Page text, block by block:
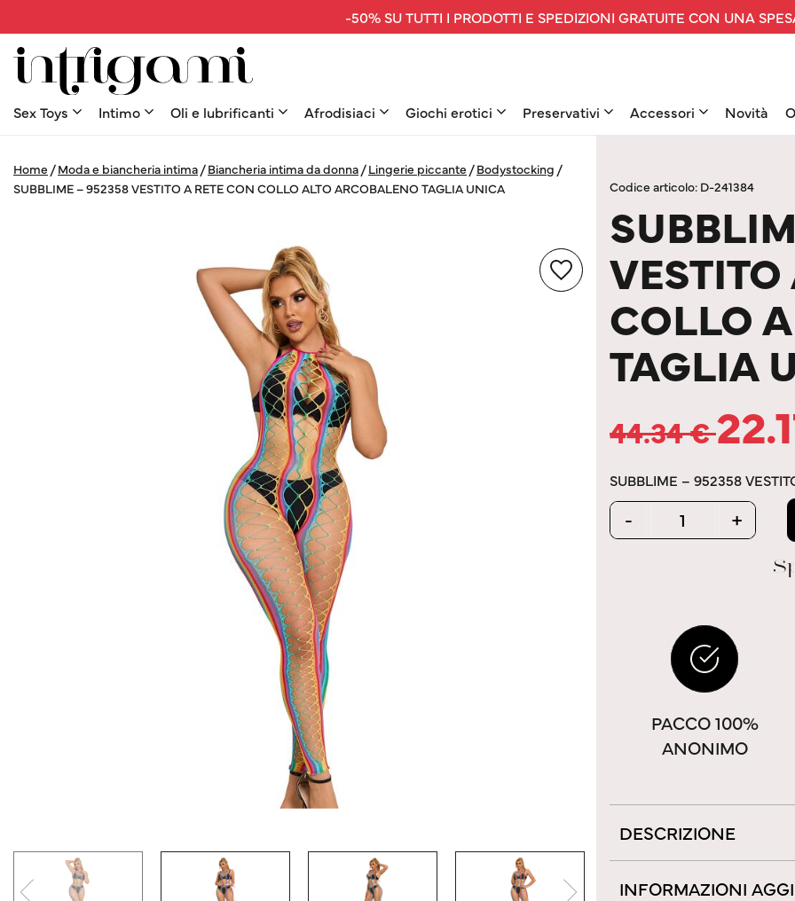
-50% SU TUTTI I PRODOTTI E SPEDIZIONI GRATUITE CON UNA
Sex Toys Intimo Oli e lubrificanti Afrodisiaci Giochi erotici Preservativi Accessori Novità
Home /Moda e biancheria intima /Biancheria intima da donna /Lingerie piccante /Bodystocking /
SUBBLIME – 952358 VESTITO A RETE CON COLLO ALTO ARCOBALENO TAGLIA UNICA
Codice articolo: D-241384
COLLO
TAGLIA
44.34€
SUBBLIME – 952358
Quantity
- +
PACCO 100%
ANONIMO
DESCRIZIONE
INFORMAZIONI